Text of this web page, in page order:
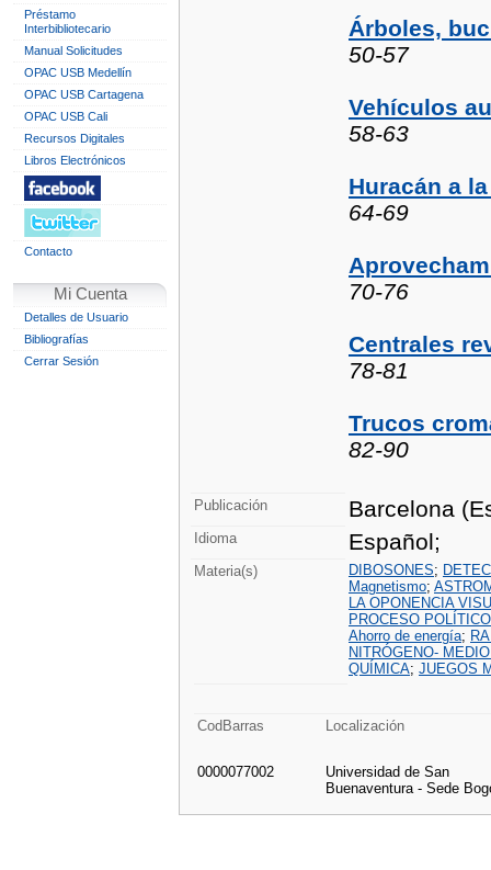
Préstamo
Interbibliotecario
Manual Solicitudes
OPAC USB Medellín
OPAC USB Cartagena
OPAC USB Cali
Recursos Digitales
Libros Electrónicos
Contacto
Mi Cuenta
Detalles de Usuario
Bibliografías
Cerrar Sesión
Árboles,
50-57
Vehículos
58-63
Huracán a
64-69
70-76
Centrales
78-81
Trucos
82-90
Publicación Barcelona
Idioma Español;
Materia(s) DIBOSONES;
Magnetismo;
LA OPONENCIA
PROCESO
Ahorro de energía;
NITRÓGENO-
QUÍMICA; JUEGOS
CodBarras Localización
0000077002
Universidad de San
Buenaventura - Sede